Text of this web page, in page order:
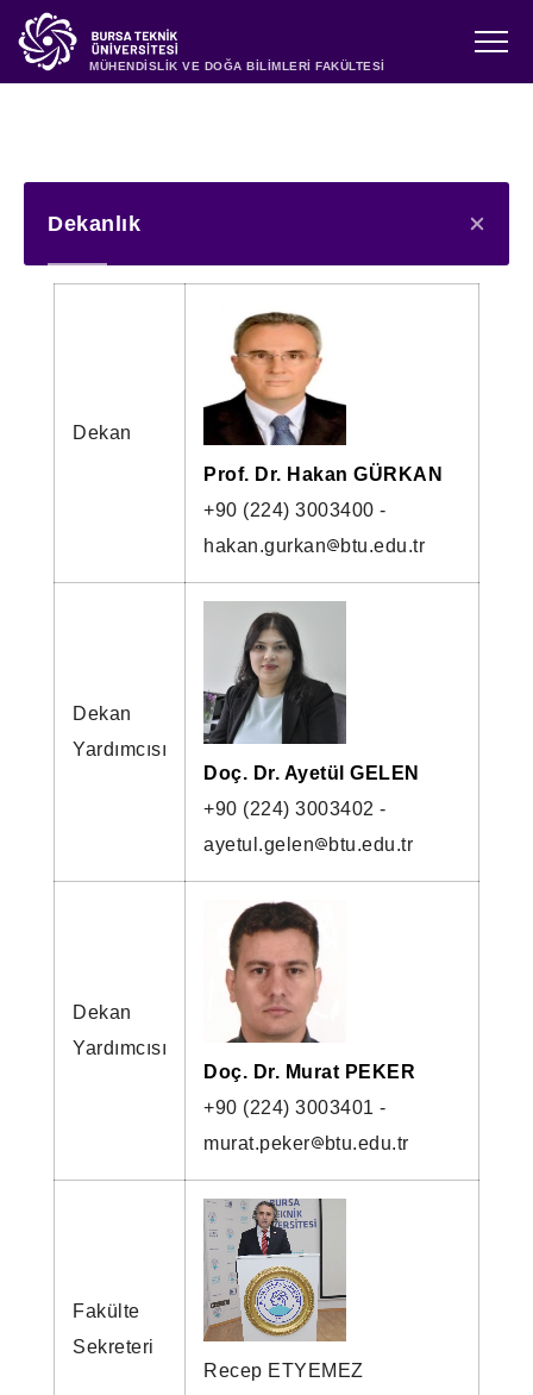
MÜHENDİSLİK VE DOĞA BİLİMLERİ FAKÜLTESİ
Dekanlık
Dekan
Prof. Dr. Hakan GÜRKAN
+90 (224) 3003400 -
hakan.gurkan
btu.edu.tr
Dekan
Yardımcısı
Doç. Dr. Ayetül GELEN
+90 (224) 3003402 -
ayetul.gelen
btu.edu.tr
Dekan
Yardımcısı
Doç. Dr. Murat PEKER
+90 (224) 3003401 -
murat.peker
btu.edu.tr
Fakülte
Sekreteri
Recep ETYEMEZ